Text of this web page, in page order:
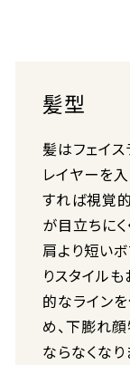
髪型
髪はフェイ
レイヤーを
すれば視覚
が目立ちにく
肩より短い
りスタイル
的なライン
め、下膨れ
ならなくなり